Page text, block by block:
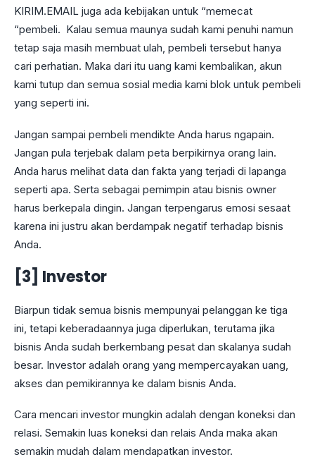
KIRIM.EMAIL juga ada kebijakan untuk “memecat
“pembeli. Kalau semua maunya sudah kami penuhi namun
tetap saja masih membuat ulah, pembeli tersebut hanya
cari perhatian. Maka dari itu uang kami kembalikan, akun
kami tutup dan semua sosial media kami blok untuk pembeli
yang seperti ini.
Jangan sampai pembeli mendikte Anda harus ngapain.
Jangan pula terjebak dalam peta berpikirnya orang lain.
Anda harus melihat data dan fakta yang terjadi di lapanga
seperti apa. Serta sebagai pemimpin atau bisnis owner
harus berkepala dingin. Jangan terpengarus emosi sesaat
karena ini justru akan berdampak negatif terhadap bisnis
Anda.
[3] Investor
Biarpun tidak semua bisnis mempunyai pelanggan ke tiga
ini, tetapi keberadaannya juga diperlukan, terutama jika
bisnis Anda sudah berkembang pesat dan skalanya sudah
besar. Investor adalah orang yang mempercayakan uang,
akses dan pemikirannya ke dalam bisnis Anda.
Cara mencari investor mungkin adalah dengan koneksi dan
relasi. Semakin luas koneksi dan relais Anda maka akan
semakin mudah dalam mendapatkan investor.